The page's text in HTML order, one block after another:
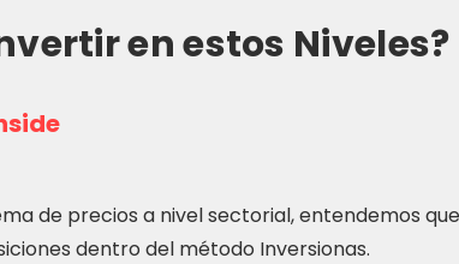
en estos Niveles?
de precios a nivel sectorial, entendemos
dentro del método Inversionas.